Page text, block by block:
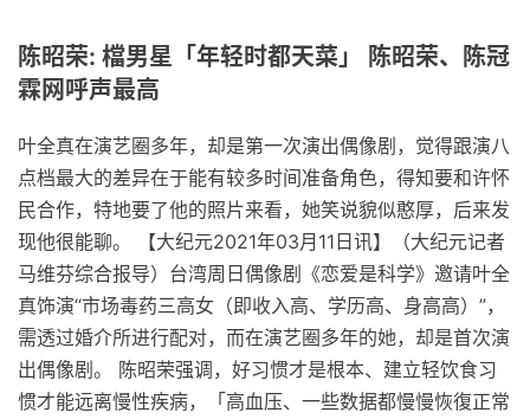
陈昭荣: 檔男星「年轻时都天菜」 陈昭荣、陈冠
霖网呼声最高
叶全真在演艺圈多年，却是第一次演出偶像剧，觉得跟演八
点档最大的差异在于能有较多时间准备角色，得知要和许怀
民合作，特地要了他的照片来看，她笑说貌似憨厚，后来发
现他很能聊。 【大纪元2021年03月11日讯】（大纪元记者
马维芬综合报导）台湾周日偶像剧《恋爱是科学》邀请叶全
真饰演“市场毒药三高女（即收入高、学历高、身高高）”，
需透过婚介所进行配对，而在演艺圈多年的她，却是首次演
出偶像剧。 陈昭荣强调，好习惯才是根本、建立轻饮食习
惯才能远离慢性疾病，「高血压、一些数据都慢慢恢復正常